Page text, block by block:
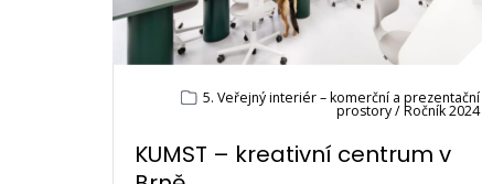
5. Veřejný interiér – komerční a prezentační
prostory / Ročník 2024
KUMST – kreativní centrum v